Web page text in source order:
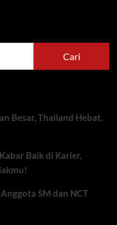
Cari
Besar, Thailand Hebat,
Baik di Karier,
SM dan NCT